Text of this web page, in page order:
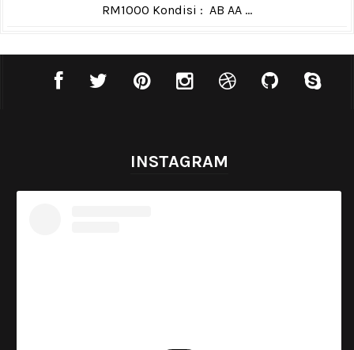
RM1000 Kondisi : AB AA ...
INSTAGRAM